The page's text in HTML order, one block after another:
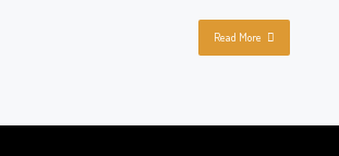
Read More